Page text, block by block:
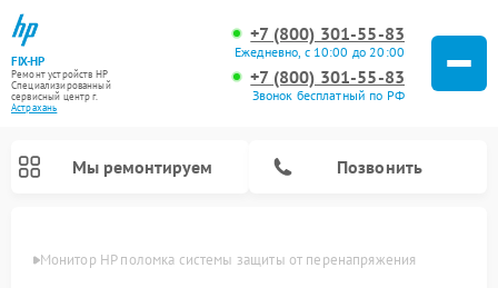
FIX-HP
Ремонт устройств HP
Специализированный
cервисный центр г.
Астрахань
+7 (800) 301-55-83
Ежедневно, с 10:00 до 20:00
+7 (800) 301-55-83
Звонок бесплатный по РФ
Мы ремонтируем Позвонить
Монитор HP поломка системы защиты от перенапряжения